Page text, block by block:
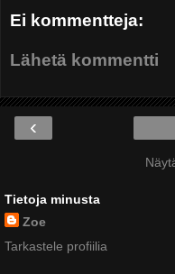
Ei kommentteja:
Lähetä kommentti
‹
Tietoja minusta
Zoe
Tarkastele profiilia